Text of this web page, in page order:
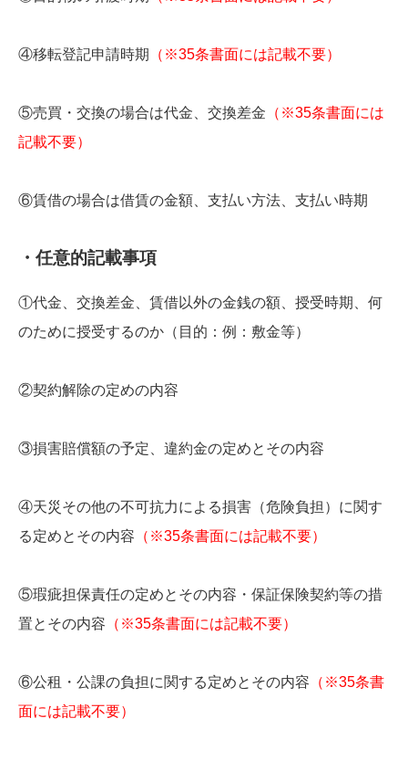
④移転登記申請時期 （※35条書面には記載不要）
⑤売買・交換の場合は代金、交換差金 （※35条書面には
記載不要）
⑥賃借の場合は借賃の金額、支払い方法、支払い時期
・任意的記載事項
①代金、交換差金、賃借以外の金銭の額、授受時期、何
のために授受するのか（目的：例：敷金等）
②契約解除の定めの内容
③損害賠償額の予定、違約金の定めとその内容
④天災その他の不可抗力による損害（危険負担）に関す
る定めとその内容 （※35条書面には記載不要）
⑤瑕疵担保責任の定めとその内容・保証保険契約等の措
置とその内容 （※35条書面には記載不要）
⑥公租・公課の負担に関する定めとその内容 （※35条書
面には記載不要）